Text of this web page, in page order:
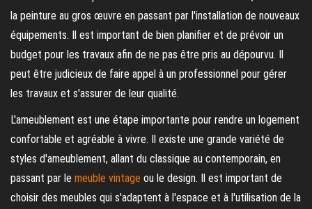
la peinture au gros œuvre en passant par l'installation de nouveaux
équipements. Il est important de bien planifier et de prévoir un
budget pour les travaux afin de ne pas être pris au dépourvu. Il
peut être judicieux de faire appel à un professionnel pour gérer
les travaux et s'assurer de leur qualité.
L'ameublement est une étape importante pour rendre un logement
confortable et agréable à vivre. Il existe une grande variété de
styles d'ameublement, allant du classique au contemporain, en
passant par le meuble vintage ou le design. Il est important de
choisir des meubles qui s'adaptent à l'espace et à l'utilisation de la